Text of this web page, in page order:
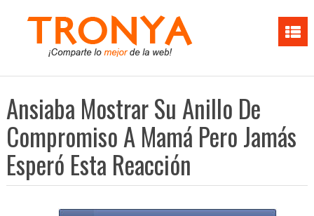
Ansiaba Mostrar Su Anillo De
Compromiso A Mamá Pero Jamás
Esperó Esta Reacción